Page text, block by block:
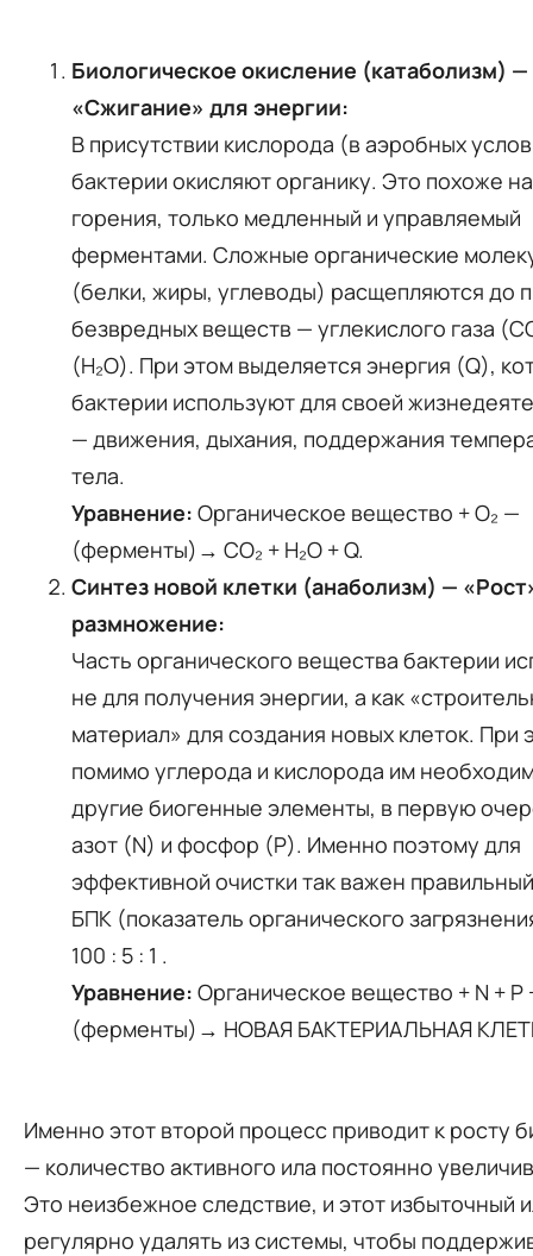
Биологическое окисление (катаболизм) —
«Сжигание» для энергии:
В присутствии кислорода (в аэробных
бактерии окисляют органику. Это похоже
горения, только медленный и управляемый
ферментами. Сложные органические
(белки, жиры, углеводы) расщепляются до
безвредных веществ — углекислого газа
(H₂O). При этом выделяется энергия (Q),
бактерии используют для своей
— движения, дыхания, поддержания
тела.
Уравнение: Органическое вещество + O₂ —
(ферменты)→ CO₂ + H₂O + Q.
Синтез новой клетки (анаболизм) —
размножение:
Часть органического вещества бактерии
не для получения энергии, а как
материал» для создания новых клеток. При
помимо углерода и кислорода им
другие биогенные элементы, в первую
азот (N) и фосфор (P). Именно поэтому для
эффективной очистки так важен
БПК (показатель органического
100 : 5 : 1 .
Уравнение: Органическое вещество + N + P
(ферменты)→ НОВАЯ БАКТЕРИАЛЬНАЯ
Именно этот второй процесс приводит к росту
— количество активного ила постоянно
Это неизбежное следствие, и этот избыточный
регулярно удалять из системы, чтобы